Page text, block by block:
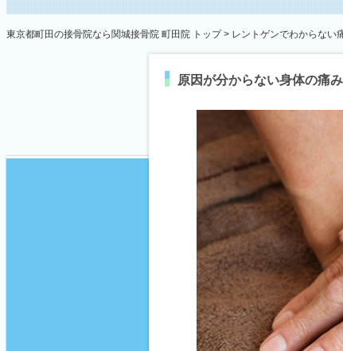
東京都町田の接骨院なら関城接骨院 町田院 トップ > レントゲンでわからない
原因が分からない身体の痛